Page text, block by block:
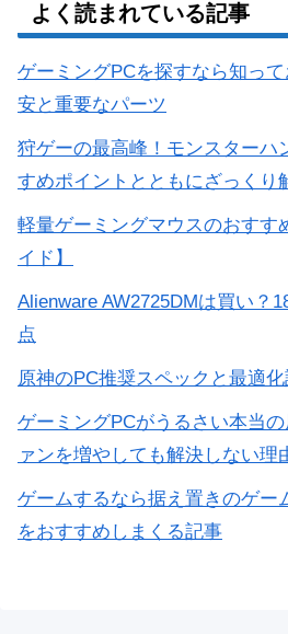
よく読まれている記事
ゲーミングPCを探すなら知っ
安と重要なパーツ
狩ゲーの最高峰！モンスターハ
すめポイントとともにざっくり
軽量ゲーミングマウスのおすす
イド】
Alienware AW2725DMは買い？
点
原神のPC推奨スペックと最適化
ゲーミングPCがうるさい本当
ァンを増やしても解決しない理
ゲームするなら据え置きのゲー
をおすすめしまくる記事